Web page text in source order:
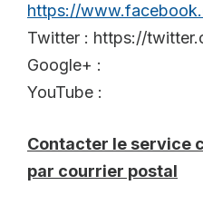
https://
Twitter : https://
Google+ :
YouTube :
Contacter le service
par courrier postal